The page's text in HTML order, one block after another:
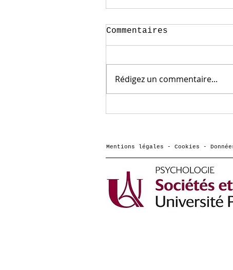
mentale ? une
interview de Morgane
Hericher sur France
culture
Commentaires
Rédigez un commentaire...
Mentions légales - Cookies -